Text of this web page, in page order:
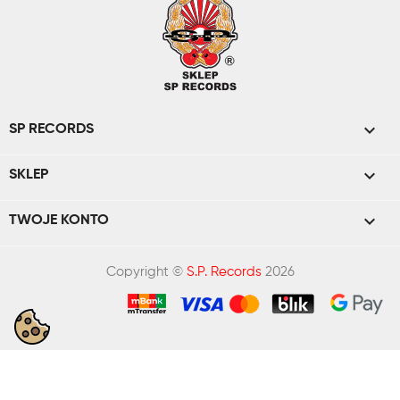
SP RECORDS 
SKLEP 
TWOJE KONTO 
Copyright © S.P. Records2026